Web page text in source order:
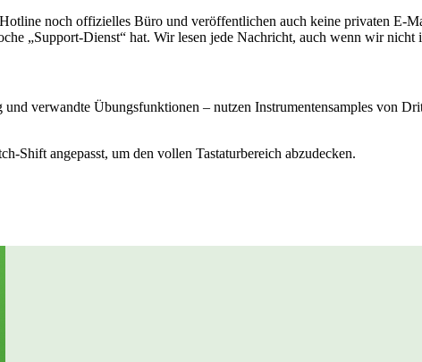
noch offizielles Büro und veröffentlichen auch keine privaten
„Support‑Dienst“ hat. Wir lesen jede Nachricht, auch wenn wir
verwandte Übungsfunktionen – nutzen Instrumentensamples von
angepasst, um den vollen Tastaturbereich abzudecken.